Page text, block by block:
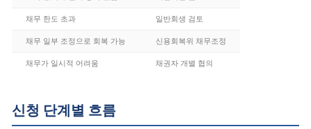
채무 한도 초과 일반회생 검토
채무 일부 조정으로 회복 가능 신용회복위 채무조정
채무가 일시적 어려움 채권자 개별 협의
신청 단계별 흐름